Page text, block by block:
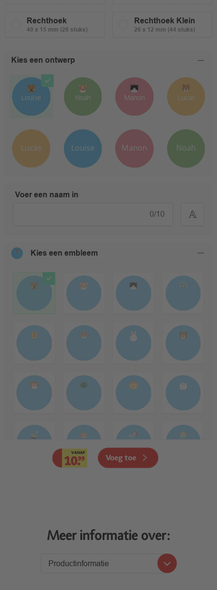
Rechthoek
40 x 15 mm (28 stuks)
Rechthoek Klein
26 x 12 mm (44 stuks)
Kies een ontwerp
Voer een naam in
0/10
Kies een embleem
Voeg toe
VANAF
10.99
Meer informatie over:
Productinformatie